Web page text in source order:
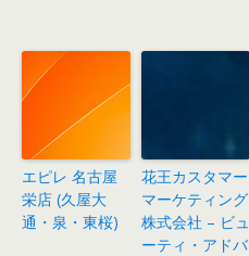
エピレ 名古屋
栄店 (久屋大
通・泉・東桜)
花王カスタマー
マーケティング
株式会社 – ビュ
ーティ・アドバ